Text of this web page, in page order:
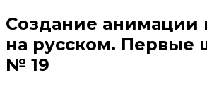
Создание анимации
на русском. Первые
№ 19